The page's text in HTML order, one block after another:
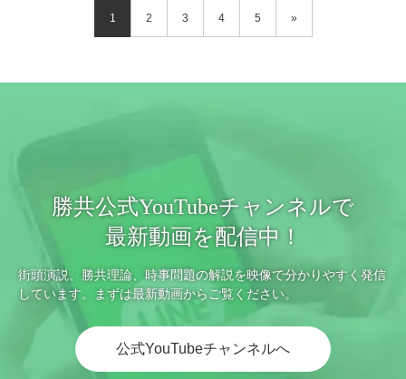
1 2 3 4 5 »
勝共公式YouTubeチャンネルで
最新動画を配信中！
街頭演説、勝共理論、時事問題の解説を映像で分かりやすく発信
しています。まずは最新動画からご覧ください。
公式YouTubeチャンネルへ